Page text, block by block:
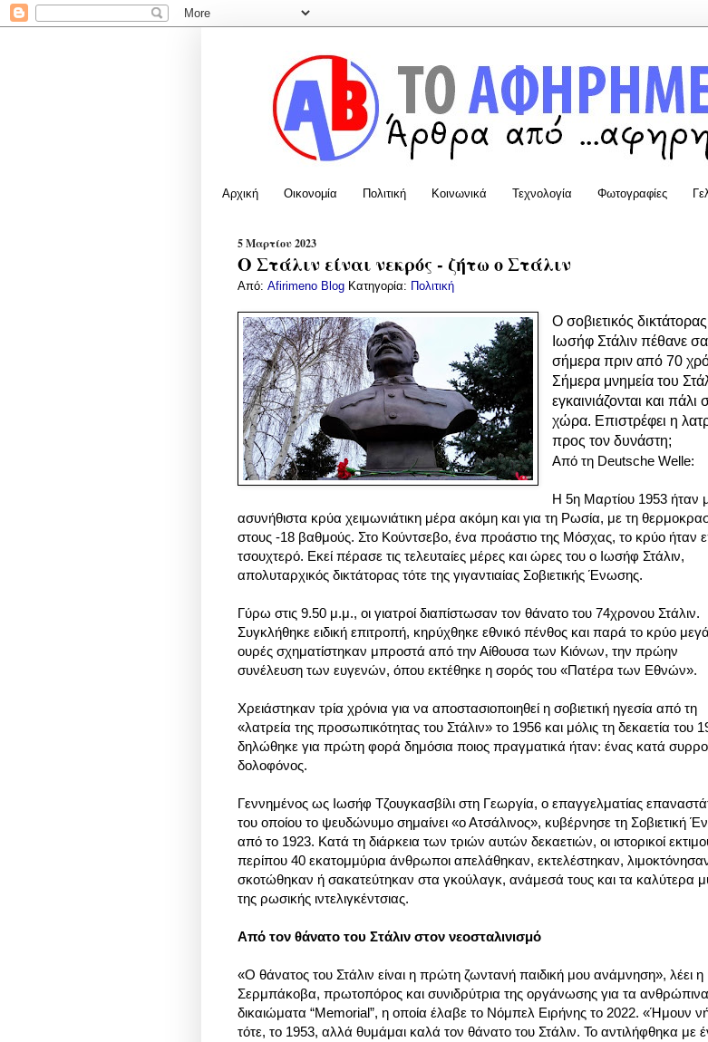
Αρχική Οικονομία Πολιτική Κοινωνικά Τεχνολογία Φωτογραφίες
5 Μαρτίου 2023
Ο Στάλιν είναι νεκρός - ζήτω ο Στάλιν
Από: Afirimeno Blog Κατηγορία: Πολιτική
Ο σοβιετικός δικτάτορας
Ιωσήφ Στάλιν πέθανε
σήμερα πριν από 70
Σήμερα μνημεία του
εγκαινιάζονται και πάλι
χώρα. Επιστρέφει η
προς τον δυνάστη;
Από τη Deutsche Welle:
Η 5η Μαρτίου 1953 ήταν
ασυνήθιστα κρύα χειμωνιάτικη μέρα ακόμη και για τη Ρωσία, με τη
στους -18 βαθμούς. Στο Κούντσεβο, ένα προάστιο της Μόσχας, το κρύο ήταν
τσουχτερό. Εκεί πέρασε τις τελευταίες μέρες και ώρες του ο Ιωσήφ Στάλιν,
απολυταρχικός δικτάτορας τότε της γιγαντιαίας Σοβιετικής Ένωσης.
Γύρω στις 9.50 μ.μ., οι γιατροί διαπίστωσαν τον θάνατο του 74χρονου Στάλιν.
Συγκλήθηκε ειδική επιτροπή, κηρύχθηκε εθνικό πένθος και παρά το κρύο
ουρές σχηματίστηκαν μπροστά από την Αίθουσα των Κιόνων, την πρώην
συνέλευση των ευγενών, όπου εκτέθηκε η σορός του «Πατέρα των Εθνών».
Χρειάστηκαν τρία χρόνια για να αποστασιοποιηθεί η σοβιετική ηγεσία από τη
«λατρεία της προσωπικότητας του Στάλιν» το 1956 και μόλις τη δεκαετία του
δηλώθηκε για πρώτη φορά δημόσια ποιος πραγματικά ήταν: ένας κατά
δολοφόνος.
Γεννημένος ως Ιωσήφ Τζουγκασβίλι στη Γεωργία, ο επαγγελματίας
του οποίου το ψευδώνυμο σημαίνει «ο Ατσάλινος», κυβέρνησε τη Σοβιετική
από το 1923. Κατά τη διάρκεια των τριών αυτών δεκαετιών, οι ιστορικοί
περίπου 40 εκατομμύρια άνθρωποι απελάθηκαν, εκτελέστηκαν,
σκοτώθηκαν ή σακατεύτηκαν στα γκούλαγκ, ανάμεσά τους και τα καλύτερα
της ρωσικής ιντελιγκέντσιας.
Από τον θάνατο του Στάλιν στον νεοσταλινισμό
«Ο θάνατος του Στάλιν είναι η πρώτη ζωντανή παιδική μου ανάμνηση», λέει η
Σερμπάκοβα, πρωτοπόρος και συνιδρύτρια της οργάνωσης για τα ανθρώπινα
δικαιώματα “Memorial”, η οποία έλαβε το Νόμπελ Ειρήνης το 2022. «Ήμουν
τότε, το 1953, αλλά θυμάμαι καλά τον θάνατο του Στάλιν. Το αντιλήφθηκα με